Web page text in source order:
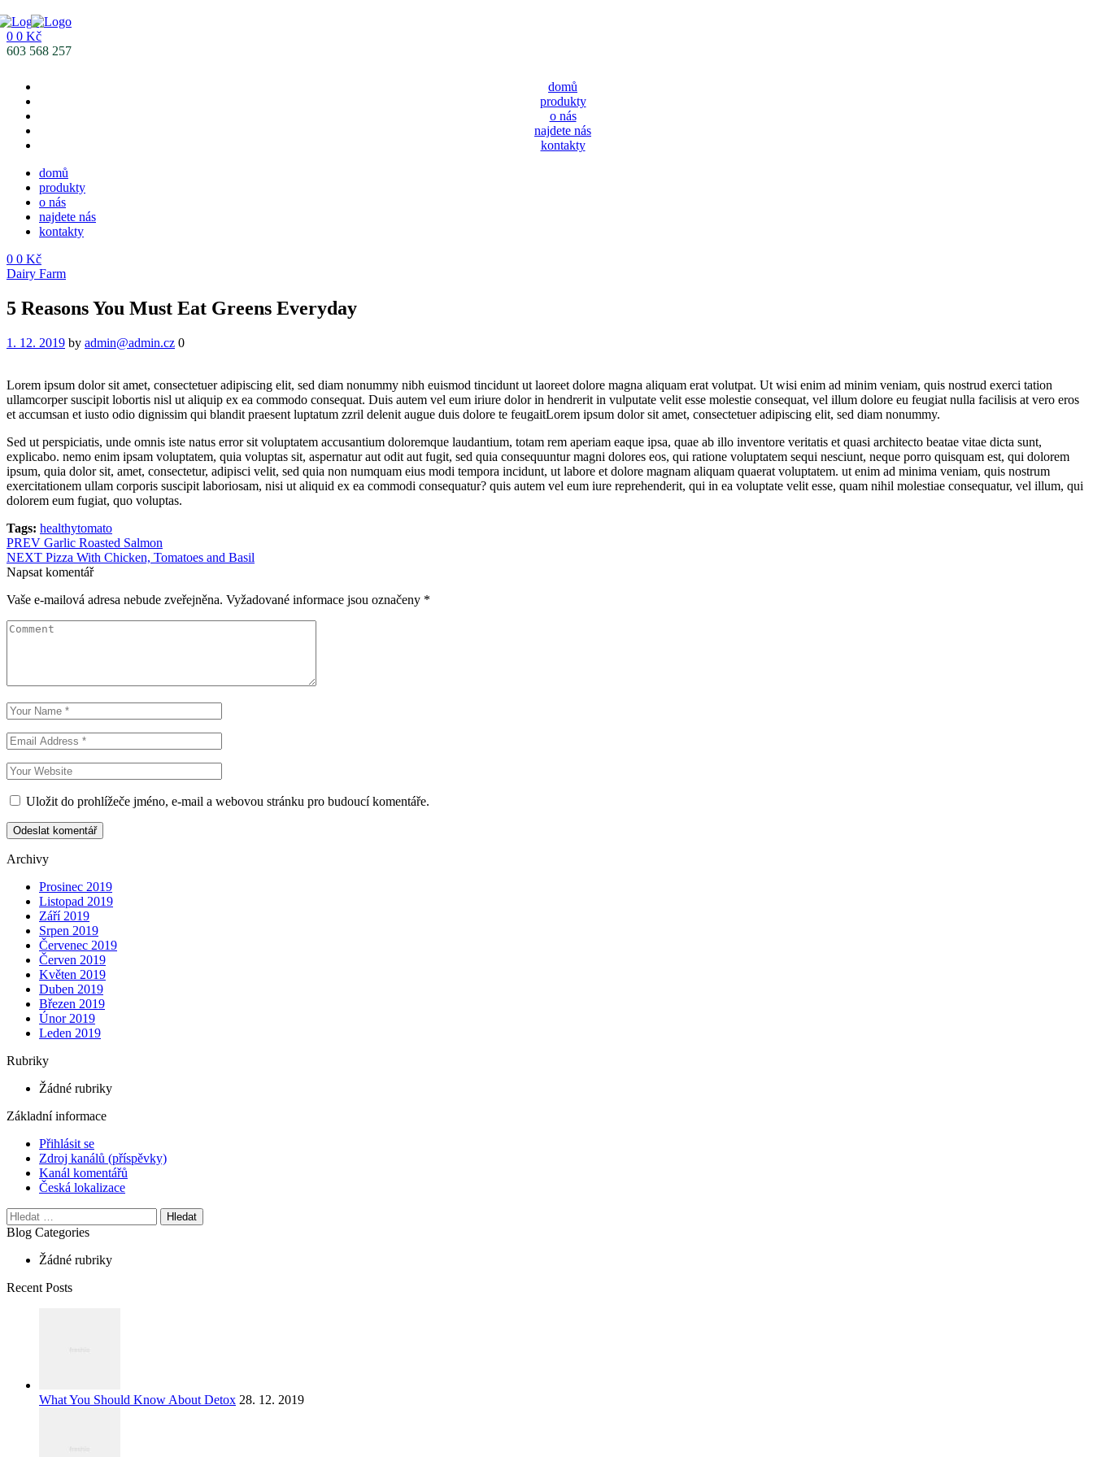
0 0 Kč
Menu
603 568 257
domů
produkty
o nás
najdete nás
kontakty
domů
produkty
o nás
najdete nás
kontakty
0 0 Kč
Menu
Categories
Dairy Farm
5 Reasons You Must Eat Greens Everyday
1. 12. 2019 by admin@admin.cz 0
Lorem ipsum dolor sit amet, consectetuer adipiscing elit, sed diam nonummy nibh euismod tincidunt ut laoreet dolore magna aliquam erat volutpat. Ut wisi enim ad minim veniam, quis nostrud exerci tation
ullamcorper suscipit lobortis nisl ut aliquip ex ea commodo consequat. Duis autem vel eum iriure dolor in hendrerit in vulputate velit esse molestie consequat, vel illum dolore eu feugiat nulla facilisis at vero eros
et accumsan et iusto odio dignissim qui blandit praesent luptatum zzril delenit augue duis dolore te feugaitLorem ipsum dolor sit amet, consectetuer adipiscing elit, sed diam nonummy.
Sed ut perspiciatis, unde omnis iste natus error sit voluptatem accusantium doloremque laudantium, totam rem aperiam eaque ipsa, quae ab illo inventore veritatis et quasi architecto beatae vitae dicta sunt,
explicabo. nemo enim ipsam voluptatem, quia voluptas sit, aspernatur aut odit aut fugit, sed quia consequuntur magni dolores eos, qui ratione voluptatem sequi nesciunt, neque porro quisquam est, qui dolorem
ipsum, quia dolor sit, amet, consectetur, adipisci velit, sed quia non numquam eius modi tempora incidunt, ut labore et dolore magnam aliquam quaerat voluptatem. ut enim ad minima veniam, quis nostrum
exercitationem ullam corporis suscipit laboriosam, nisi ut aliquid ex ea commodi consequatur? quis autem vel eum iure reprehenderit, qui in ea voluptate velit esse, quam nihil molestiae consequatur, vel illum, qui
dolorem eum fugiat, quo voluptas.
Tags: healthytomato
Navigace
pro
příspěvek
PREV Garlic Roasted Salmon
NEXT Pizza With Chicken, Tomatoes and Basil
Napsat komentář
Vaše e-mailová adresa nebude zveřejněna. Vyžadované informace jsou označeny *
Uložit do prohlížeče jméno, e-mail a webovou stránku pro budoucí komentáře.
Archivy
Prosinec 2019
Listopad 2019
Září 2019
Srpen 2019
Červenec 2019
Červen 2019
Květen 2019
Duben 2019
Březen 2019
Únor 2019
Leden 2019
Rubriky
Žádné rubriky
Základní informace
Přihlásit se
Zdroj kanálů (příspěvky)
Kanál komentářů
Česká lokalizace
Vyhledávání
Blog Categories
Žádné rubriky
Recent Posts
What You Should Know About Detox 28. 12. 2019